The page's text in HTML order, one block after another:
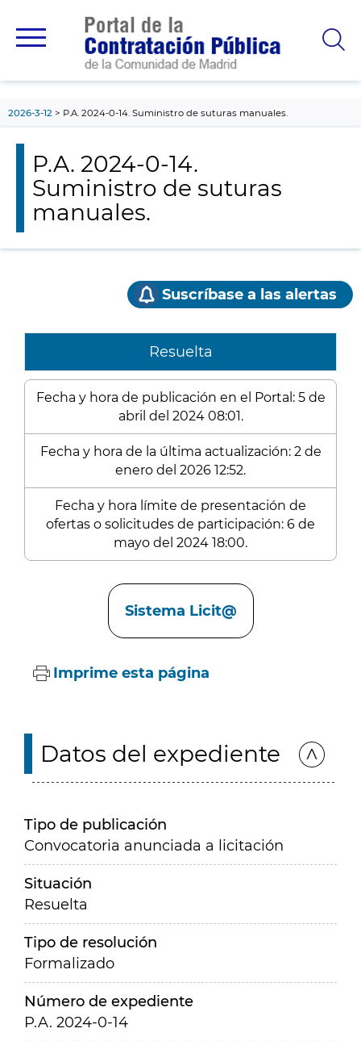
principal
2026-3-12 P.A. 2024-0-14. Suministro de suturas manuales.
P.A. 2024-0-14.
Suministro de suturas
manuales.
Suscríbase a las alertas
Resuelta
Fecha y hora de publicación en el Portal: 5 de
abril del 2024 08:01.
Fecha y hora de la última actualización: 2 de
enero del 2026 12:52.
Fecha y hora límite de presentación de
ofertas o solicitudes de participación: 6 de
mayo del 2024 18:00.
Sistema Licit@
Imprime esta página
Datos del expediente
Tipo de publicación
Convocatoria anunciada a licitación
Situación
Resuelta
Tipo de resolución
Formalizado
Número de expediente
P.A. 2024-0-14